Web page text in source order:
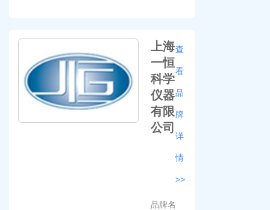
搅拌
器，生
化仪
器、医
用光学
仪器等
有限公
司专业
生产实
验室设
备和医
疗器
械，主
馏水器
上海
一恒
科学
仪器
有限
公司
查
看
品
牌
详
情
>>
品牌名